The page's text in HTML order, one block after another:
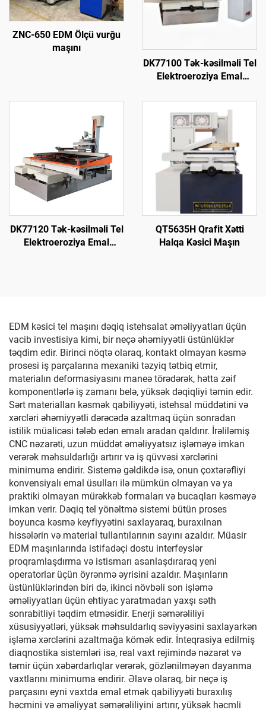
ZNC-650 EDM Ölçü vurğu
maşını
DK77100 Tək-kəsilməli Tel
Elektroeroziya Emal
DK77120 Tək-kəsilməli Tel
Elektroeroziya Emal
QT5635H Qrafit Xətti
Halqa Kəsici Maşın
EDM kəsici tel maşını dəqiq istehsalat əməliyyatları üçün
vacib investisiya kimi, bir neçə əhəmiyyətli üstünlüklər
təqdim edir. Birinci nöqtə olaraq, kontakt olmayan kəsmə
prosesi iş parçalarına mexaniki təzyiq tətbiq etmir,
materialın deformasiyasını maneə törədərək, hətta zəif
komponentlərlə iş zamanı belə, yüksək dəqiqliyi təmin edir.
Sərt materialları kəsmək qabiliyyəti, istehsal müddətini və
xərcləri əhəmiyyətli dərəcədə azaltmaq üçün sonradan
istilik müalicəsi tələb edən emalı aradan qaldırır. İrəliləmiş
CNC nəzarəti, uzun müddət əməliyyatsız işləməyə imkan
verərək məhsuldarlığı artırır və iş qüvvəsi xərclərini
minimuma endirir. Sistemə gəldikdə isə, onun çoxtərəfliyi
konvensiyalı emal üsulları ilə mümkün olmayan və ya
praktiki olmayan mürəkkəb formaları və bucaqları kəsməyə
imkan verir. Dəqiq tel yönəltmə sistemi bütün proses
boyunca kəsmə keyfiyyətini saxlayaraq, buraxılnan
hissələrin və material tullantılarının sayını azaldır. Müasir
EDM maşınlarında istifadəçi dostu interfeyslər
proqramlaşdırma və istismarı asanlaşdıraraq yeni
operatorlar üçün öyrənmə əyrisini azaldır. Maşınların
üstünlüklərindən biri də, ikinci növbəli son işləmə
əməliyyatları üçün ehtiyac yaratmadan yaxşı səth
sonrabitliyi təqdim etməsidir. Enerji səmərəliliyi
xüsusiyyətləri, yüksək məhsuldarlıq səviyyəsini saxlayarkən
işləmə xərclərini azaltmağa kömək edir. İnteqrasiya edilmiş
diaqnostika sistemləri isə, real vaxt rejimində nəzarət və
təmir üçün xəbərdarlıqlar verərək, gözlənilməyən dayanma
vaxtlarını minimuma endirir. Əlavə olaraq, bir neçə iş
parçasını eyni vaxtda emal etmək qabiliyyəti buraxılış
həcmini və əməliyyat səmərəliliyini artırır, yüksək həcmli